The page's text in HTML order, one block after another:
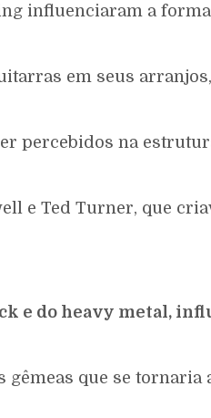
influenciaram a
em seus
percebidos na
e Ted Turner, que
e do heavy metal,
que se tornaria